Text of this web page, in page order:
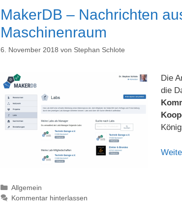
MakerDB – Nachrichten
Maschinenraum
6. November 2018 von Stephan Schlote
Die
die
Kategorien
Allgemein
Kommentar hinterlassen